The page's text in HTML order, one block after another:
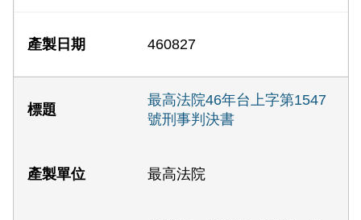
460827
最高法院46年台上字第1547
號刑事判決書
最高法院